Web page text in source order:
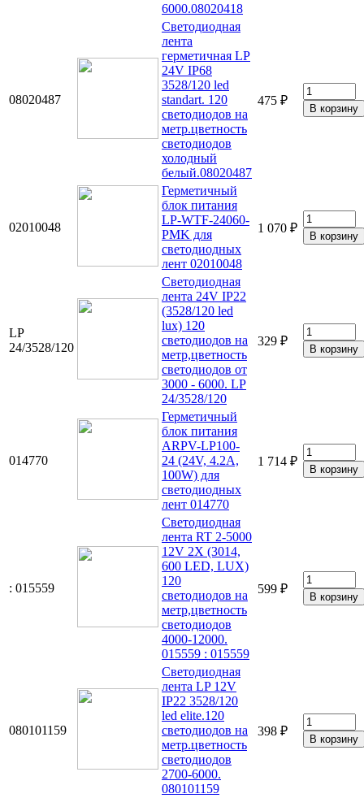
6000.08020418
08020487
Светодиодная
лента
герметичная LP
24V IP68
3528/120 led
standart. 120
светодиодов на
метр.цветность
светодиодов
холодный
белый.08020487
475 ₽
02010048
Герметичный
блок питания
LP-WTF-24060-
PMK для
светодиодных
лент 02010048
1 070 ₽
LP
24/3528/120
Светодиодная
лента 24V IP22
(3528/120 led
lux) 120
светодиодов на
метр,цветность
светодиодов от
3000 - 6000. LP
24/3528/120
329 ₽
014770
Герметичный
блок питания
ARPV-LP100-
24 (24V, 4.2A,
100W) для
светодиодных
лент 014770
1 714 ₽
: 015559
Светодиодная
лента RT 2-5000
12V 2X (3014,
600 LED, LUX)
120
светодиодов на
метр,цветность
светодиодов
4000-12000.
015559 : 015559
599 ₽
080101159
Светодиодная
лента LP 12V
IP22 3528/120
led elite.120
светодиодов на
метр.цветность
светодиодов
2700-6000.
080101159
398 ₽